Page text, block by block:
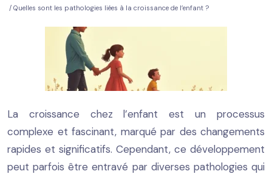
/ Quelles sont les pathologies liées à la croissance de l’enfant ?
La croissance chez l’enfant est un processus
complexe et fascinant, marqué par des changements
rapides et significatifs. Cependant, ce développement
peut parfois être entravé par diverses pathologies qui